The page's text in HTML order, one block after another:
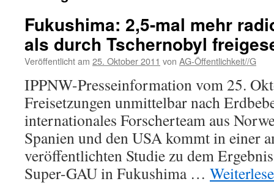
Fukushima: 2,5-mal mehr
als durch Tschernobyl
Veröffentlicht am 25. Oktober 2011 von AG-Öffentlichkeit//G
IPPNW-Presseinformation vom 25.
Freisetzungen unmittelbar nach
internationales Forscherteam aus
Spanien und den USA kommt in einer
veröffentlichten Studie zu dem
Super-GAU in Fukushima …